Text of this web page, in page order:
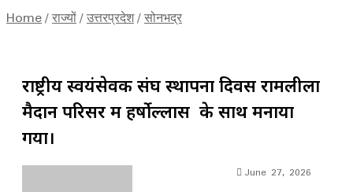
Home/राज्यों/उत्तरप्रदेश/सोनभद्र
राष्ट्रीय स्वयंसेवक संघ स्थापना दिवस रामलीला
मैदान परिसर में हर्षोल्लास के साथ मनाया
गया।
June 27, 2026